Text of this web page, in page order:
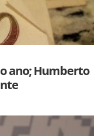
ano; Humberto